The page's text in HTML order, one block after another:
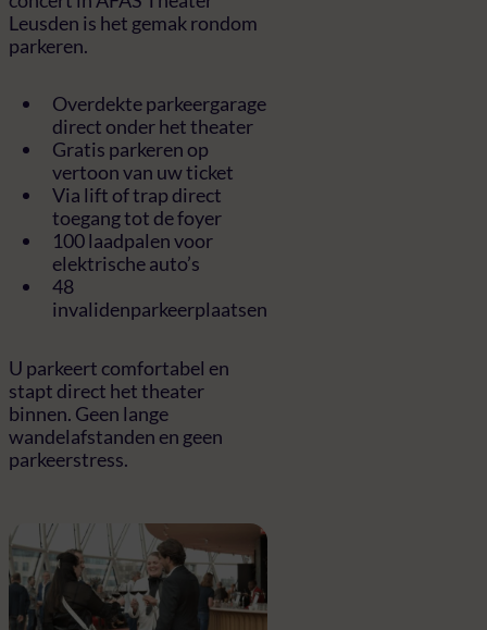
Leusden is het gemak rondom
parkeren.
Overdekte parkeergarage
direct onder het theater
Gratis parkeren op
vertoon van uw ticket
Via lift of trap direct
toegang tot de foyer
100 laadpalen voor
elektrische auto’s
48
invalidenparkeerplaatsen
U parkeert comfortabel en
stapt direct het theater
binnen. Geen lange
wandelafstanden en geen
parkeerstress.